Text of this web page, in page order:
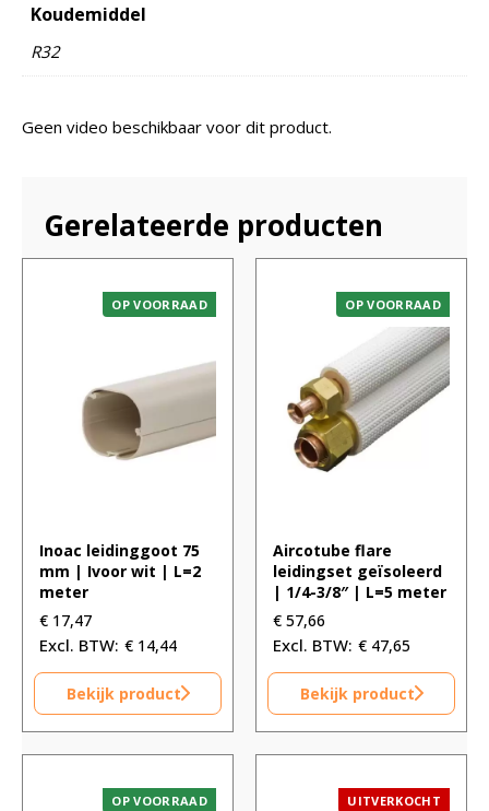
Koudemiddel
R32
Geen video beschikbaar voor dit product.
Gerelateerde producten
OP VOORRAAD
Inoac leidinggoot 75
mm | Ivoor wit | L=2
meter
€ 17,47
€ 14,44
Bekijk product
OP VOORRAAD
Aircotube flare
leidingset geïsoleerd
| 1/4-3/8″ | L=5 meter
€ 57,66
€ 47,65
Bekijk product
OP VOORRAAD UITVERKOCHT